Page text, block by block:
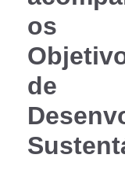
os
de